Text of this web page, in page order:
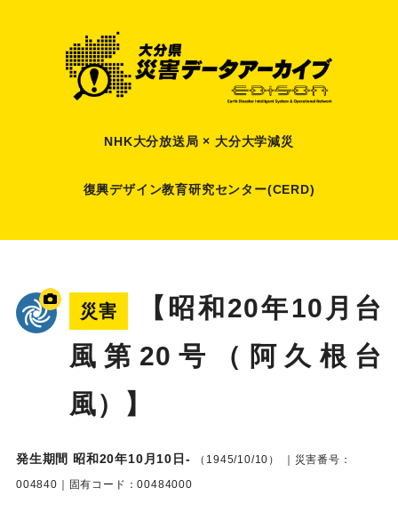
NHK大分放送局 × 大分大学減災
復興デザイン教育研究センター(CERD)
災害
【昭和20年10月台
風第20号（阿久根台
風）】
発生期間 昭和20年10月10日- （1945/10/10）
｜災害番号：
004840｜固有コード：00484000